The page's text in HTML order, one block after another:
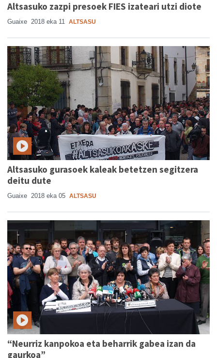
Altsasuko zazpi presoek FIES izateari utzi diote
Guaixe 2018 eka 11 ALTSASU
Altsasuko gurasoek kaleak betetzen segitzera
deitu dute
Guaixe 2018 eka 05 ALTSASU
“Neurriz kanpokoa eta beharrik gabea izan da
gaurkoa”